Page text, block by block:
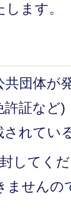
ます。
共団体が
許証など)
れてい
してく
ませんの